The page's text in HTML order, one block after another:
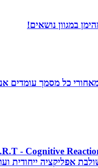
במגוון נושאים!
כל מסמך